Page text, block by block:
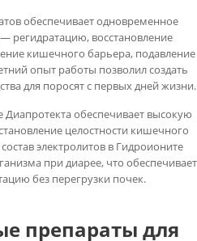
обеспечивает одновременное
регидратацию, восстановление
кишечного барьера, подавление
опыт работы позволил создать
для поросят с первых дней жизни.
Диапротекта обеспечивает высокую
целостности кишечного
электролитов в Гидроионите
при диарее, что обеспечивает
без перегрузки почек.
препараты для